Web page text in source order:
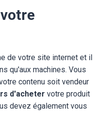
de votre site internet et il
qu'aux machines. Vous
contenu soit vendeur
d'acheter votre produit
devez également vous